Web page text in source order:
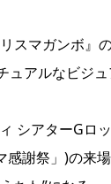
スマガンボ』
アルなビジュ
シアターGロ
謝祭」)の来